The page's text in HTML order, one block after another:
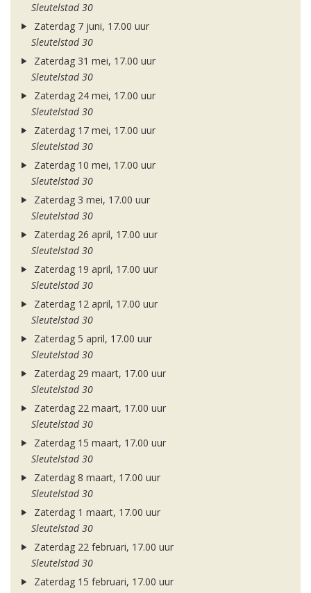
Sleutelstad 30
Zaterdag 7 juni, 17.00 uur
Sleutelstad 30
Zaterdag 31 mei, 17.00 uur
Sleutelstad 30
Zaterdag 24 mei, 17.00 uur
Sleutelstad 30
Zaterdag 17 mei, 17.00 uur
Sleutelstad 30
Zaterdag 10 mei, 17.00 uur
Sleutelstad 30
Zaterdag 3 mei, 17.00 uur
Sleutelstad 30
Zaterdag 26 april, 17.00 uur
Sleutelstad 30
Zaterdag 19 april, 17.00 uur
Sleutelstad 30
Zaterdag 12 april, 17.00 uur
Sleutelstad 30
Zaterdag 5 april, 17.00 uur
Sleutelstad 30
Zaterdag 29 maart, 17.00 uur
Sleutelstad 30
Zaterdag 22 maart, 17.00 uur
Sleutelstad 30
Zaterdag 15 maart, 17.00 uur
Sleutelstad 30
Zaterdag 8 maart, 17.00 uur
Sleutelstad 30
Zaterdag 1 maart, 17.00 uur
Sleutelstad 30
Zaterdag 22 februari, 17.00 uur
Sleutelstad 30
Zaterdag 15 februari, 17.00 uur